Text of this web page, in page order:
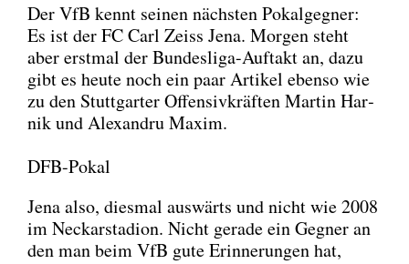
Der VfB kennt sei­nen nächs­ten Pokal­geg­ner:
Es ist der FC Carl Zeiss Jena. Mor­gen steht
aber erst­mal der Bun­des­li­ga-Auf­takt an, dazu
gibt es heu­te noch ein paar Arti­kel eben­so wie
zu den Stutt­gar­ter Offen­siv­kräf­ten Mar­tin Har­
nik und Alex­an­dru Maxim.
DFB-Pokal
Jena also, dies­mal aus­wärts und nicht wie 2008
im Neckar­sta­di­on. Nicht gera­de ein Geg­ner an
den man beim VfB gute Erin­ne­run­gen hat,